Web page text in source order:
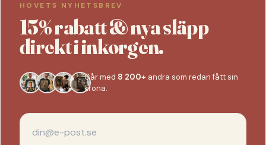
HOVETS NYHETSBREV
15% rabatt & nya släpp
direkt i inkorgen.
Går med 8 200+ andra som redan fått sin
krona.